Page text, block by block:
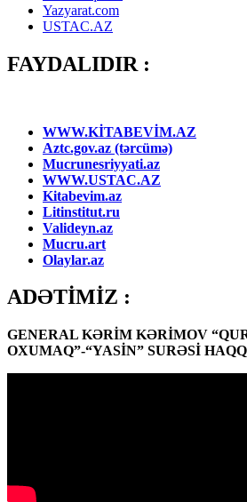
Yazyarat.com
USTAC.AZ
FAYDALIDIR :
WWW.KİTABEVİM.AZ
Aztc.gov.az (tərcümə)
Mucrunesriyyati.az
WWW.USTAC.AZ
Kitabevim.az
Litinstitut.ru
Valideyn.az
Mucru.art
Olaylar.az
ADƏTİMİZ :
GENERAL KƏRİM KƏRİMOV
OXUMAQ”-“YASİN” SURƏSİ